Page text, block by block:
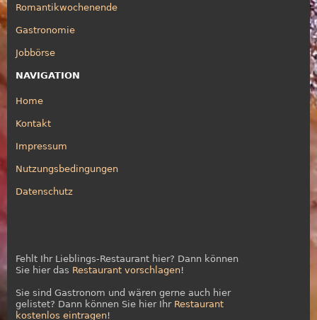
Romantikwochenende
Gastronomie
Jobbörse
NAVIGATION
Home
Kontakt
Impressum
Nutzungsbedingungen
Datenschutz
Fehlt Ihr Lieblings-Restaurant hier? Dann können
Sie hier das Restaurant vorschlagen!
Sie sind Gastronom und wären gerne auch hier
gelistet? Dann können Sie hier Ihr Restaurant
kostenlos eintragen!